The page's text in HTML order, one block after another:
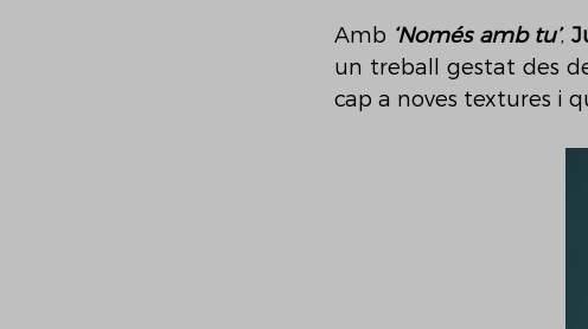
Amb ‘Només amb tu’,
un treball gestat des
cap a noves textures i